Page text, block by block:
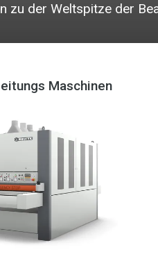
zu der Weltspitze der
Maschinen